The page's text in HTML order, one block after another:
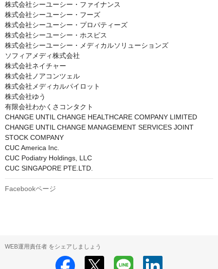
株式会社シーユーシー・ファイナンス
株式会社シーユーシー・フーズ
株式会社シーユーシー・プロパティーズ
株式会社シーユーシー・ホスピス
株式会社シーユーシー・メディカルソリューションズ
ソフィアメディ株式会社
株式会社ネイチャー
株式会社ノアコンツェル
株式会社メディカルパイロット
株式会社ゆう
有限会社わかくさコンタクト
CHANGE UNTIL CHANGE HEALTHCARE COMPANY LIMITED
CHANGE UNTIL CHANGE MANAGEMENT SERVICES JOINT
STOCK COMPANY
CUC America Inc.
CUC Podiatry Holdings, LLC
CUC SINGAPORE PTE.LTD.
Facebookページ
WEB運用責任者 をシェアしましょう